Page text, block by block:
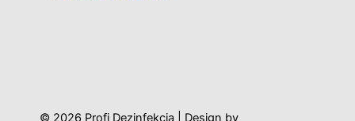
© 2026 Profi Dezinfekcia | Design by